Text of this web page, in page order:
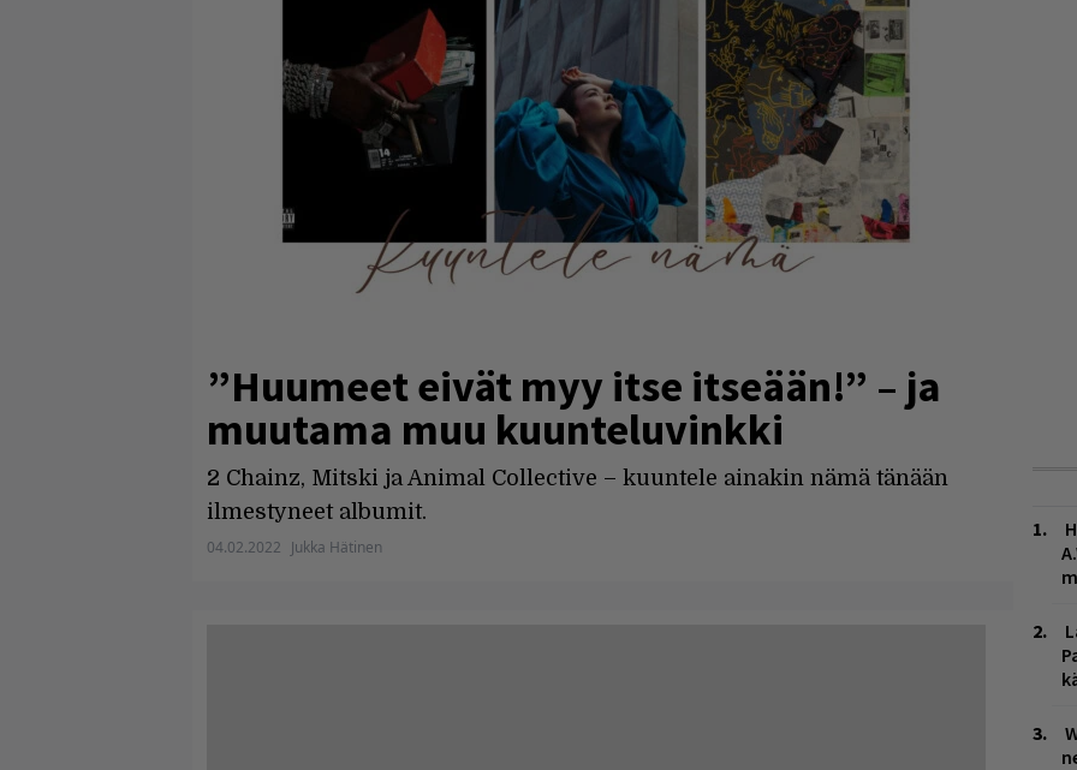
”Huumeet eivät myy itse itseään!” – ja
muutama muu kuunteluvinkki
2 Chainz, Mitski ja Animal Collective – kuuntele ainakin nämä tänään
ilmestyneet albumit.
04.02.2022 Jukka Hätinen